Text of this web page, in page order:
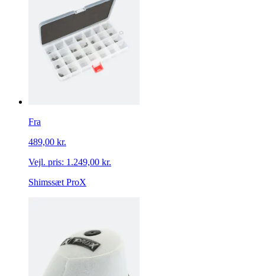
Fra
489,00 kr.
Vejl. pris: 1.249,00 kr.
Shimssæt ProX